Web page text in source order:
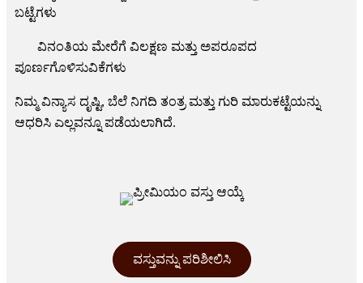
ಬಟ್ಟೆಗಳು
ವಿನಂತಿಯ ಮೇರೆಗೆ ವಿಲಕ್ಷಣ ಮತ್ತು ಅಪರೂಪದ
ಪೂರ್ಣಗೊಳಿಸುವಿಕೆಗಳು
ನಿಮ್ಮ ವಿನ್ಯಾಸ ದೃಷ್ಟಿ, ಬೆಲೆ ನಿಗದಿ ತಂತ್ರ ಮತ್ತು ಗುರಿ ಮಾರುಕಟ್ಟೆಯನ್ನು
ಆಧರಿಸಿ ಎಲ್ಲವನ್ನೂ ಪಡೆಯಲಾಗಿದೆ.
ವಸ್ತುವನ್ನು ಪರಿಶೀಲಿಸಿ